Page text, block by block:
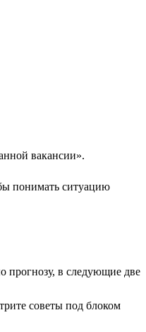
вакансии».
понимать ситуацию
прогнозу, в следующие две
советы под блоком